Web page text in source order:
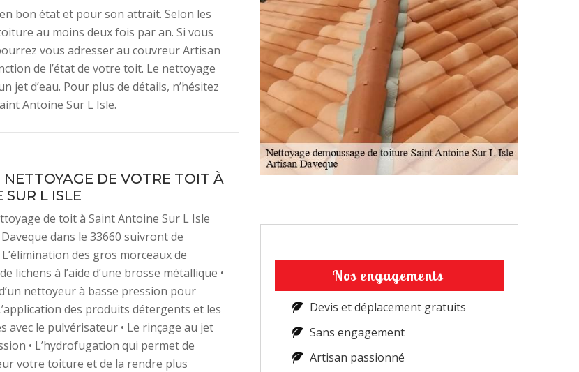
bon état et pour son attrait. Selon les
au moins deux fois par an. Si vous
vous adresser au couvreur Artisan
de l’état de votre toit. Le nettoyage
d’eau. Pour plus de détails, n’hésitez
Antoine Sur L Isle.
NETTOYAGE DE VOTRE TOIT À
L ISLE
de toit à Saint Antoine Sur L Isle
dans le 33660 suivront de
des gros morceaux de
lichens à l’aide d’une brosse métallique •
nettoyeur à basse pression pour
des produits détergents et les
avec le pulvérisateur • Le rinçage au jet
• L’hydrofugation qui permet de
votre toiture et de la rendre plus
Nos engagements
Devis et déplacement gratuits
Sans engagement
Artisan passionné